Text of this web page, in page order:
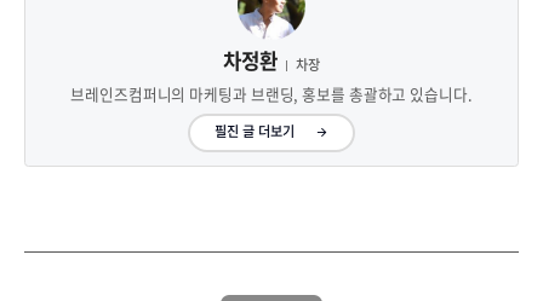
차정환 차장
브레인즈컴퍼니의 마케팅과 브랜딩, 홍보를 총괄하고 있습니다.
필진 글 더보기